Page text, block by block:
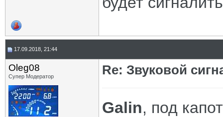
17.09.2018, 21:44
Oleg08
Супер Модератор Re: Звуковой
Galin, под